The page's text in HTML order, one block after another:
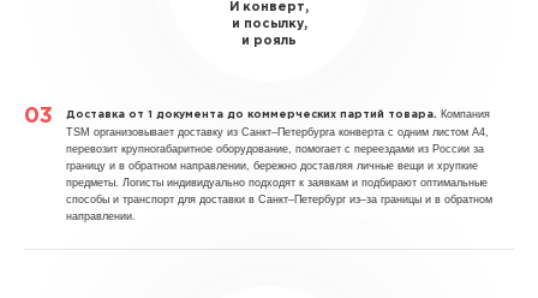
И конверт,
и посылку,
и рояль
Доставка от 1 документа до коммерческих партий товара.
Компания
TSM организовывает доставку из Санкт–Петербурга конверта с одним листом А4,
перевозит крупногабаритное оборудование, помогает с переездами из России за
границу и в обратном направлении, бережно доставляя личные вещи и хрупкие
предметы. Логисты индивидуально подходят к заявкам и подбирают оптимальные
способы и транспорт для доставки в Санкт–Петербург из–за границы и в обратном
направлении.